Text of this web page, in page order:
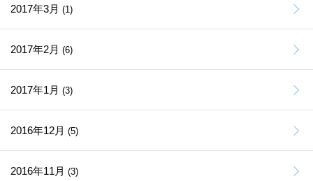
2017年3月 (1)
2017年2月 (6)
2017年1月 (3)
2016年12月 (5)
2016年11月 (3)